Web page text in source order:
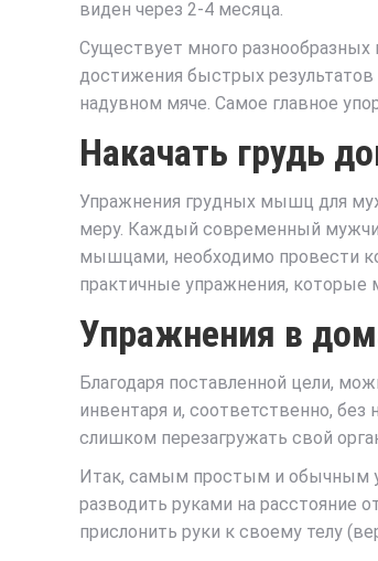
виден через 2-4 месяца.
Существует много
достижения быстрых
надувном мяче. Самое главное
Накачать грудь
Упражнения грудных мышц для
меру. Каждый современный
мышцами, необходимо провести
практичные упражнения,
Упражнения в
Благодаря поставленной цели,
инвентаря и, соответственно,
слишком перезагружать свой
Итак, самым простым и обычным
разводить руками на расстояние
прислонить руки к своему телу